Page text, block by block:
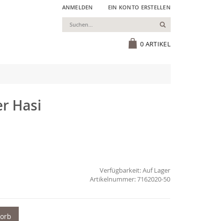
ANMELDEN EIN KONTO ERSTELLEN
0 ARTIKEL
Suchen
Hasi
Verfügbarkeit:Auf Lager
7162020-50